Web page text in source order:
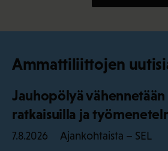
Ammattiliittojen
Jauhopölyä vähennetään
ratkaisuilla ja
7.8.2026 Ajankohtaista – SEL